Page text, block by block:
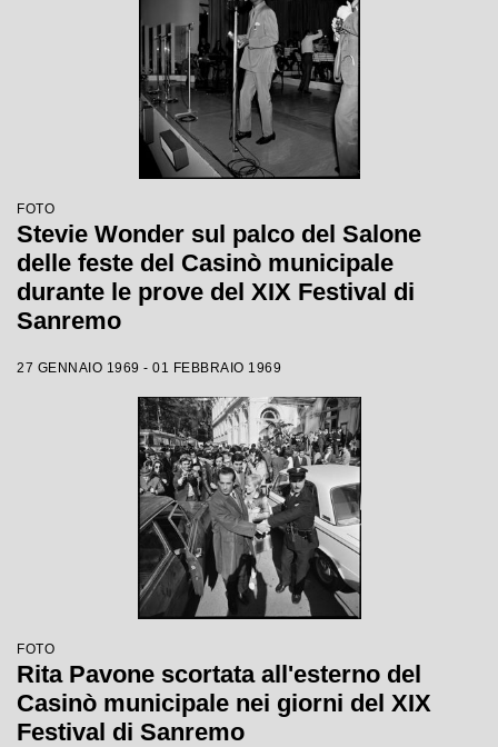
FOTO
Stevie Wonder sul palco del Salone
delle feste del Casinò municipale
durante le prove del XIX Festival di
Sanremo
27 GENNAIO 1969 - 01 FEBBRAIO 1969
FOTO
Rita Pavone scortata all'esterno del
Casinò municipale nei giorni del XIX
Festival di Sanremo